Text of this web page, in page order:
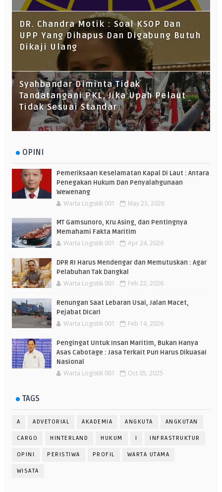
DR. Chandra Motik : Soal KSOP Dan
UPP Yang Dihapus Dan Digabung Butuh
Dikaji Ulang
Syahbandar Diminta Tidak
Tandatangani PKL, Jika Upah Pelaut
Tidak Sesuai Standar
OPINI
Pemeriksaan Keselamatan Kapal Di Laut : Antara
Penegakan Hukum Dan Penyalahgunaan
Wewenang
Warta Logistik 001 May 23, 2026
MT Gamsunoro, Kru Asing, dan Pentingnya
Memahami Fakta Maritim
Warta Logistik 001 Apr 24, 2026
DPR RI Harus Mendengar dan Memutuskan : Agar
Pelabuhan Tak Dangkal
Warta Logistik 001 Feb 22, 2026
Renungan Saat Lebaran Usai, Jalan Macet,
Pejabat Dicari
Warta Logistik 001 Feb 14, 2026
Pengingat Untuk Insan Maritim, Bukan Hanya
Asas Cabotage : Jasa Terkait Pun Harus Dikuasai
Nasional
Warta Logistik 001 Oct 05, 2025
TAGS
A ADVETORIAL AKADEMIA ANGKUTA ANGKUTAN
CARGO HINTERLAND HUKUM I INFRASTRUKTUR
OPINI PERISTIWA PROFIL WARTA UTAMA
WISATA